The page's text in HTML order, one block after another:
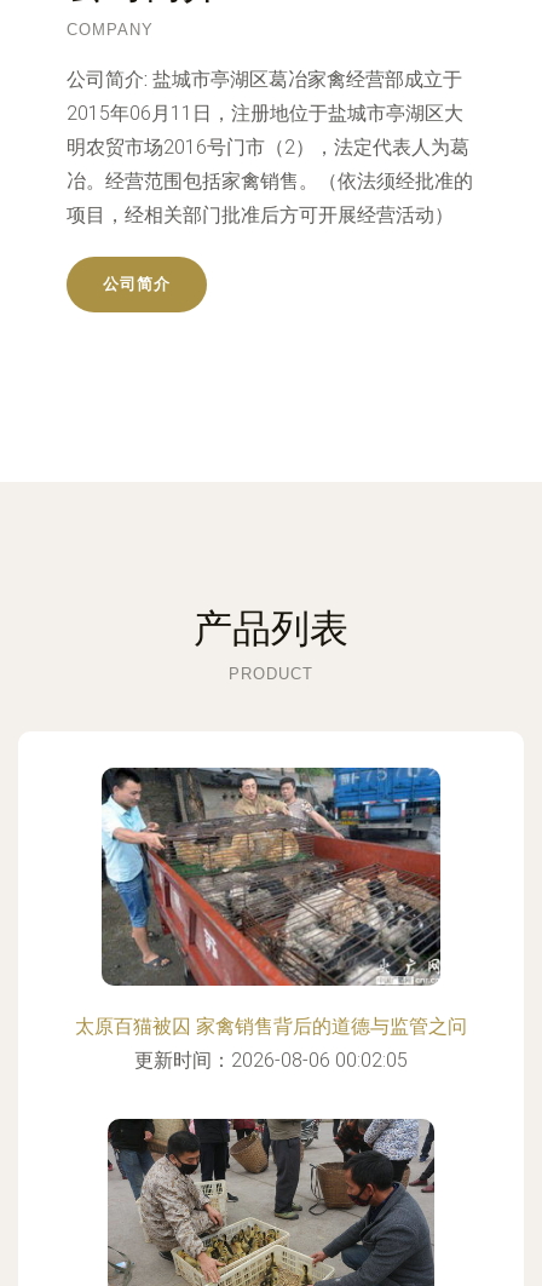
COMPANY
公司简介: 盐城市亭湖区葛冶家禽经营部成立于
2015年06月11日，注册地位于盐城市亭湖区大
明农贸市场2016号门市（2），法定代表人为葛
冶。经营范围包括家禽销售。（依法须经批准的
项目，经相关部门批准后方可开展经营活动）
公司简介
产品列表
PRODUCT
太原百猫被囚 家禽销售背后的道德与监管之问
更新时间：2026-08-06 00:02:05